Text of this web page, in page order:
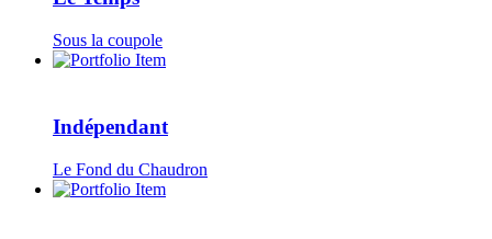
Sous la coupole
Indépendant
Le Fond du Chaudron